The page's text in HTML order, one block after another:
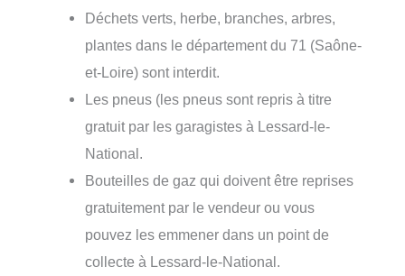
Déchets verts, herbe, branches, arbres,
plantes dans le département du 71 (Saône-
et-Loire) sont interdit.
Les pneus (les pneus sont repris à titre
gratuit par les garagistes à Lessard-le-
National.
Bouteilles de gaz qui doivent être reprises
gratuitement par le vendeur ou vous
pouvez les emmener dans un point de
collecte à Lessard-le-National.